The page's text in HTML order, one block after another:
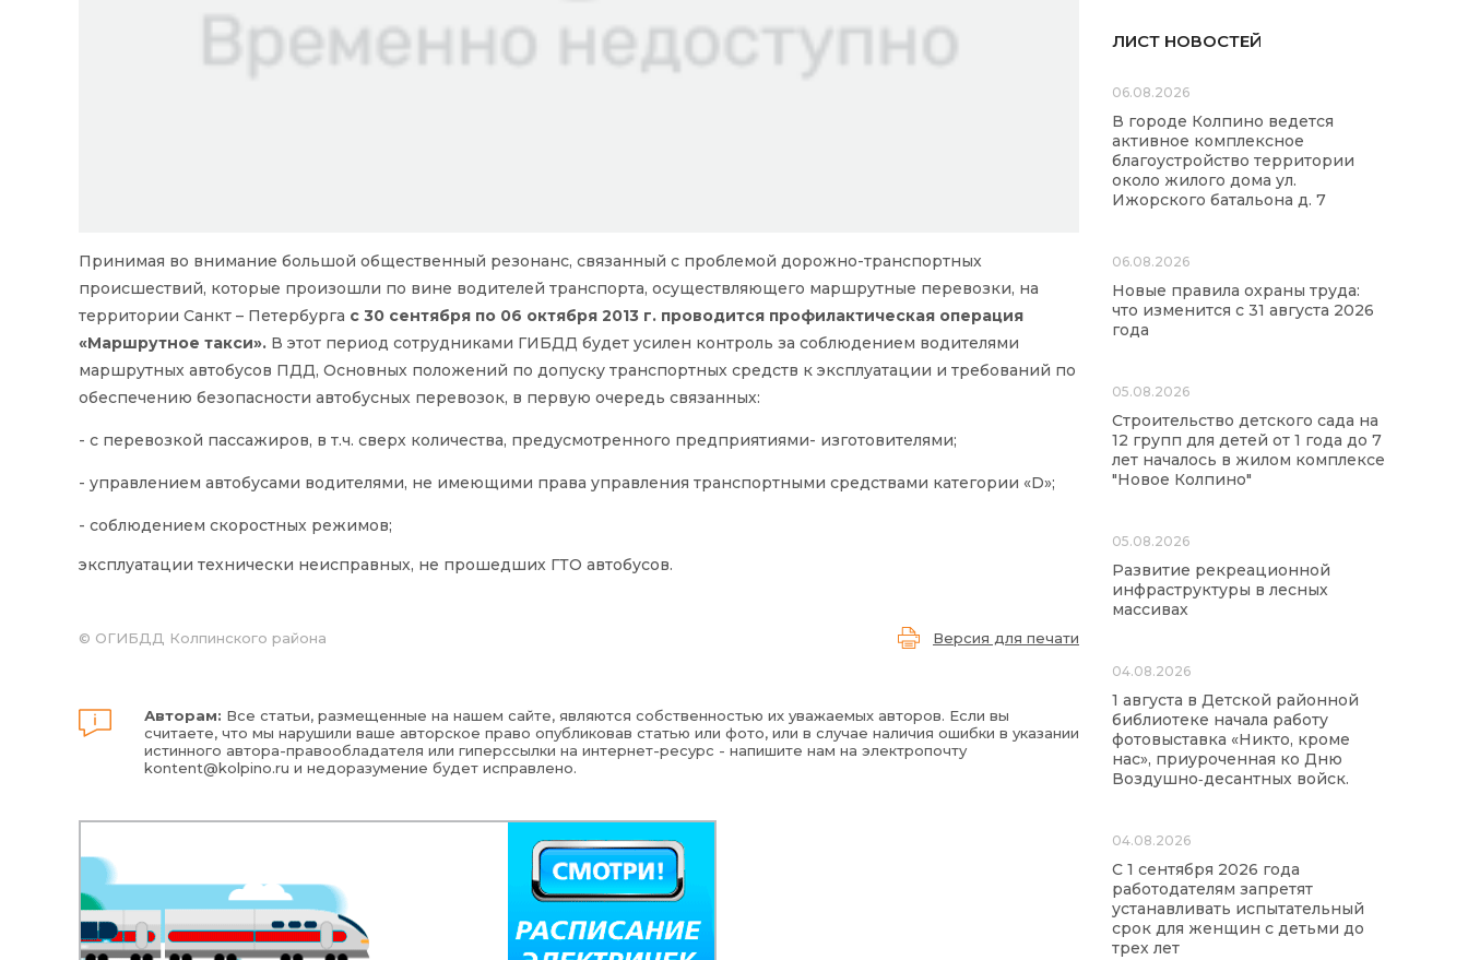
Принимая во внимание большой общественный резонанс, связанный с проблемой дорожно-транспортных
происшествий, которые произошли по вине водителей транспорта, осуществляющего маршрутные перевозки, на
территории Санкт – Петербурга с 30 сентября по 06 октября 2013 г. проводится профилактическая операция
«Маршрутное такси». В этот период сотрудниками ГИБДД будет усилен контроль за соблюдением водителями
маршрутных автобусов ПДД, Основных положений по допуску транспортных средств к эксплуатации и требований по
обеспечению безопасности автобусных перевозок, в первую очередь связанных:
- с перевозкой пассажиров, в т.ч. сверх количества, предусмотренного предприятиями- изготовителями;
- управлением автобусами водителями, не имеющими права управления транспортными средствами категории «D»;
- соблюдением скоростных режимов;
эксплуатации технически неисправных, не прошедших ГТО автобусов.
© ОГИБДД Колпинского района Версия для печати
Авторам: Все статьи, размещенные на нашем сайте, являются собственностью их уважаемых авторов. Если вы
считаете, что мы нарушили ваше авторское право опубликовав статью или фото, или в случае наличия ошибки в указании
истинного автора-правообладателя или гиперссылки на интернет-ресурс - напишите нам на электропочту
kontent@kolpino.ru и недоразумение будет исправлено.
ЛИСТ НОВОСТЕЙ
06.08.2026
В городе Колпино ведется
активное комплексное
благоустройство территории
около жилого дома ул.
Ижорского батальона д. 7
06.08.2026
Новые правила охраны труда:
что изменится с 31 августа 2026
года
05.08.2026
Строительство детского сада на
12 групп для детей от 1 года до 7
лет началось в жилом комплексе
"Новое Колпино"
05.08.2026
Развитие рекреационной
инфраструктуры в лесных
массивах
04.08.2026
1 августа в Детской районной
библиотеке начала работу
фотовыставка «Никто, кроме
нас», приуроченная ко Дню
Воздушно‑десантных войск.
04.08.2026
С 1 сентября 2026 года
работодателям запретят
устанавливать испытательный
срок для женщин с детьми до
трех лет